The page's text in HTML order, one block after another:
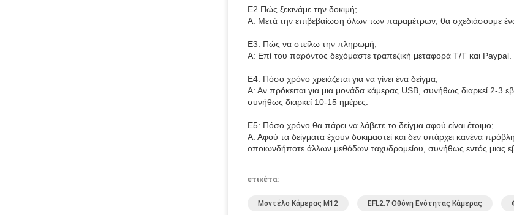
Ε2.Πώς ξεκινάμε την δοκιμή;
Α: Μετά την επιβεβαίωση όλων των παραμέτρων, θα σχεδιάσουμε ένα
Ε3: Πώς να στείλω την πληρωμή;
Α: Επί του παρόντος δεχόμαστε τραπεζική μεταφορά T/T και Paypal.
Ε4: Πόσο χρόνο χρειάζεται για να γίνει ένα δείγμα;
Α: Αν πρόκειται για μια μονάδα κάμερας USB, συνήθως διαρκεί 2-3
συνήθως διαρκεί 10-15 ημέρες.
Ε5: Πόσο χρόνο θα πάρει να λάβετε το δείγμα αφού είναι έτοιμο;
Α: Αφού τα δείγματα έχουν δοκιμαστεί και δεν υπάρχει κανένα
οποιωνδήποτε άλλων μεθόδων ταχυδρομείου, συνήθως εντός μιας
ετικέτα:
Μοντέλο Κάμερας M12 EFL2.7 Οθόνη Ενότητας Κάμερας